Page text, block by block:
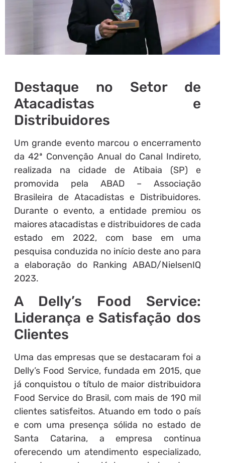
Destaque no Setor de
Atacadistas e
Distribuidores
Um grande evento marcou o encerramento
da 42ª Convenção Anual do Canal Indireto,
realizada na cidade de Atibaia (SP) e
promovida pela ABAD – Associação
Brasileira de Atacadistas e Distribuidores.
Durante o evento, a entidade premiou os
maiores atacadistas e distribuidores de cada
estado em 2022, com base em uma
pesquisa conduzida no início deste ano para
a elaboração do Ranking ABAD/NielsenIQ
2023.
A Delly’s Food Service:
Liderança e Satisfação dos
Clientes
Uma das empresas que se destacaram foi a
Delly’s Food Service, fundada em 2015, que
já conquistou o título de maior distribuidora
Food Service do Brasil, com mais de 190 mil
clientes satisfeitos. Atuando em todo o país
e com uma presença sólida no estado de
Santa Catarina, a empresa continua
oferecendo um atendimento especializado,